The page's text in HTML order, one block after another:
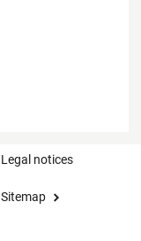
Legal notices
Sitemap